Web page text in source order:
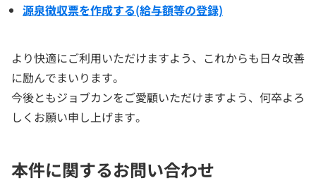
源泉徴収票を作成する(給与額等の登録)
より快適にご利用いただけますよう、これからも日々改善
に励んでまいります。
今後ともジョブカンをご愛顧いただけますよう、何卒よろ
しくお願い申し上げます。
本件に関するお問い合わせ